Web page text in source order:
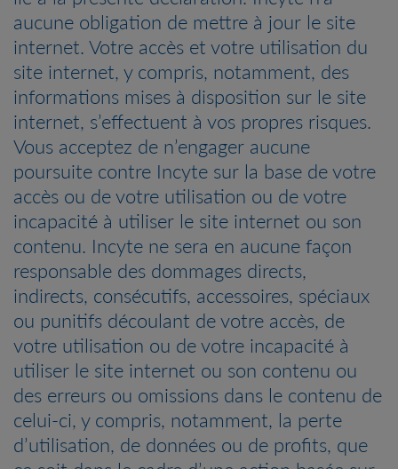
aucune obligation de mettre à jour le site
internet. Votre accès et votre utilisation du
site internet, y compris, notamment, des
informations mises à disposition sur le site
internet, s’effectuent à vos propres risques.
Vous acceptez de n’engager aucune
poursuite contre Incyte sur la base de votre
accès ou de votre utilisation ou de votre
incapacité à utiliser le site internet ou son
contenu. Incyte ne sera en aucune façon
responsable des dommages directs,
indirects, consécutifs, accessoires, spéciaux
ou punitifs découlant de votre accès, de
votre utilisation ou de votre incapacité à
utiliser le site internet ou son contenu ou
des erreurs ou omissions dans le contenu de
celui-ci, y compris, notamment, la perte
d’utilisation, de données ou de profits, que